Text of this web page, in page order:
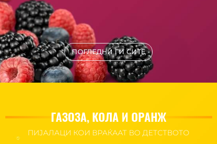
ПОГЛЕДНИ ГИ СИТЕ
ГАЗОЗА, КОЛА И ОРАНЖ
ПИЈАЛАЦИ КОИ ВРАЌААТ ВО ДЕТСТВОТО